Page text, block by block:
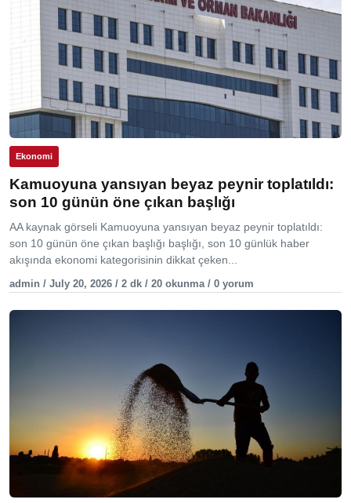
Ekonomi
Kamuoyuna yansıyan beyaz peynir toplatıldı:
son 10 günün öne çıkan başlığı
AA kaynak görseli Kamuoyuna yansıyan beyaz peynir toplatıldı:
son 10 günün öne çıkan başlığı başlığı, son 10 günlük haber
akışında ekonomi kategorisinin dikkat çeken...
admin / July 20, 2026 / 2 dk / 20 okunma / 0 yorum